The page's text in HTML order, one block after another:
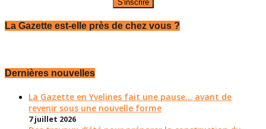
La Gazette est-elle près de chez vous ?
Dernières nouvelles
La Gazette en Yvelines fait une pause... avant de
revenir sous une nouvelle forme
7 juillet 2026